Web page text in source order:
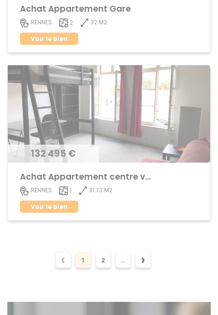
Achat Appartement Gare
RENNES 2
32 M2
Voir le bien
132 495 €
Achat Appartement centre ville
RENNES 1
31.73 M2
Voir le bien
‹ 1 2 ... ›